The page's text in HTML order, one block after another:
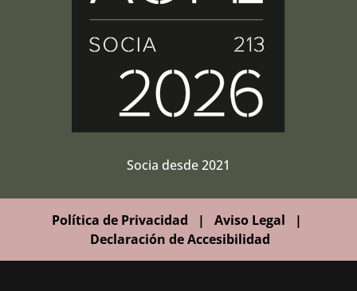
Socia desde 2021
Política de Privacidad | Aviso Legal |
Declaración de Accesibilidad